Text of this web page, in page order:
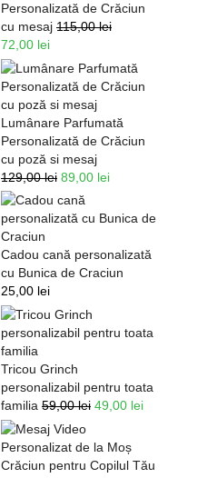
Personalizată de Crăciun
cu mesaj 115,00lei
72,00 lei
Lumânare Parfumată
Personalizată de Crăciun
cu poză si mesaj
129,00lei 89,00 lei
Cadou cană personalizată
cu Bunica de Craciun
25,00 lei
Tricou Grinch
personalizabil pentru toata
familia 59,00lei 49,00 lei